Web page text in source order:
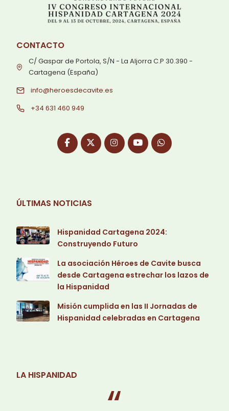
CONTACTO
C/ Gaspar de Portola, S/N - La Aljorra C.P 30.390 -
Cartagena (España)
info@heroesdecavite.es
+34 631 460 949
ÚLTIMAS NOTICIAS
Hispanidad Cartagena 2024:
Construyendo Futuro
La asociación Héroes de Cavite busca
desde Cartagena estrechar los lazos de
la Hispanidad
Misión cumplida en las II Jornadas de
Hispanidad celebradas en Cartagena
LA HISPANIDAD